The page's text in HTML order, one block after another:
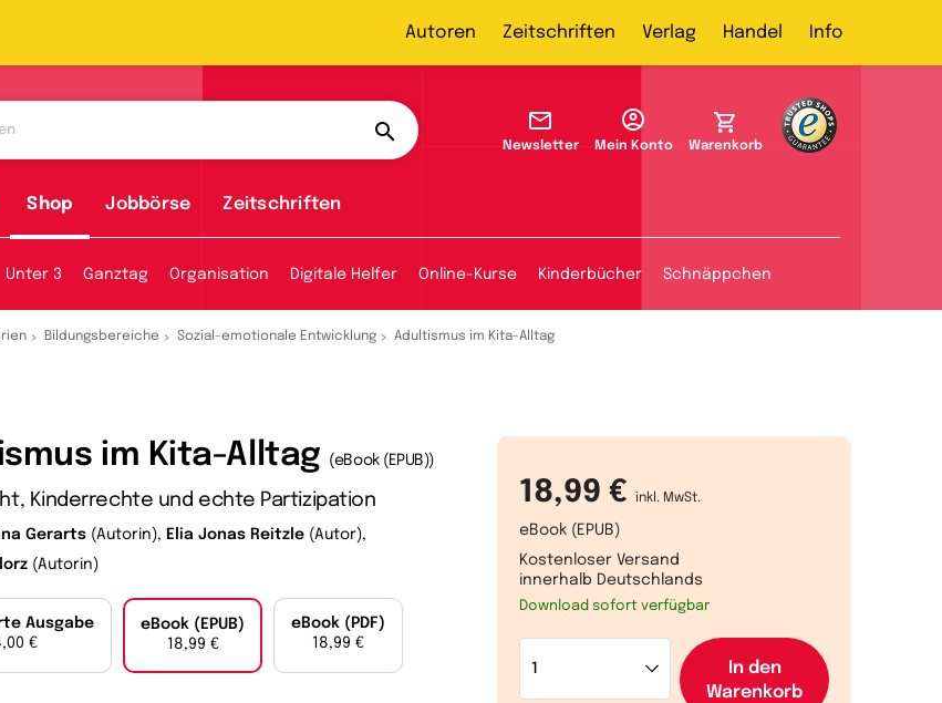
Autoren Zeitschriften Verlag Handel Info
Newsletter Mein Konto Warenkorb
Shop Jobbörse Zeitschriften
Unter 3 Ganztag Organisation Digitale Helfer Online-Kurse Kinderbücher Schnäppchen
Bildungsbereiche Sozial-emotionale Entwicklung Adultismus im Kita-Alltag
18,99 € inkl. MwSt.
eBook (EPUB)
Kostenloser Versand
innerhalb Deutschlands
Download sofort verfügbar
In den
Warenkorb
im Kita-Alltag (eBook (EPUB))
Kinderrechte und echte Partizipation
Gerarts (Autorin), Elia Jonas Reitzle (Autor),
(Autorin)
Ausgabe
€
eBook (EPUB)
18,99 €
eBook (PDF)
18,99 €